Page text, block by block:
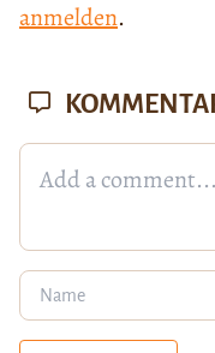
anmelden.